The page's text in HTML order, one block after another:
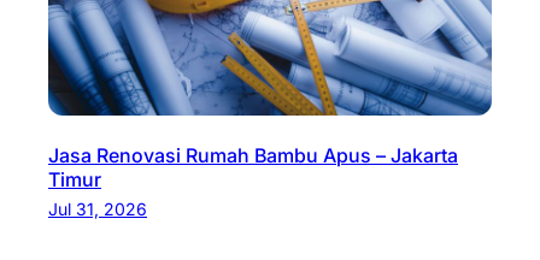
Jasa Renovasi Rumah Bambu Apus – Jakarta
Timur
Jul 31, 2026